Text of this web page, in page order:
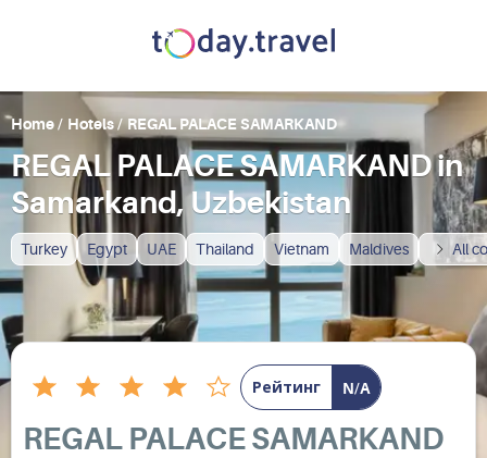
Turkey Egypt UAE Thailand Vietnam Maldives All
Home/ Hotels/ REGAL PALACE SAMARKAND
REGAL PALACE SAMARKAND in
Samarkand, Uzbekistan
Рейтинг N/A
REGAL PALACE SAMARKAND